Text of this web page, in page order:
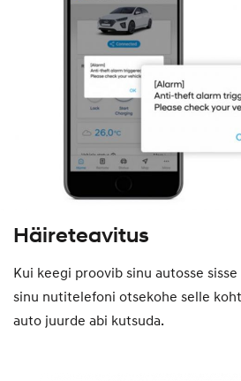
Häireteavitus
Kui keegi proovib sinu autosse
sinu nutitelefoni otsekohe selle
auto juurde abi kutsuda.